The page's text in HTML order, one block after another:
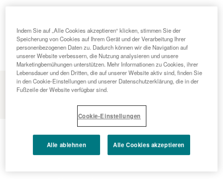
HOW TO DISCOVER THE SECRETS OF RARE CELLS: A KEY
FOR NEW FRONTIERS IN PEDIATRIC RESEARCH
MENU
How to discover the secrets of
Indem Sie auf „Alle Cookies akzeptieren“ klicken, stimmen Sie der
Speicherung von Cookies auf Ihrem Gerät und der Verarbeitung Ihrer
personenbezogenen Daten zu. Dadurch können wir die Navigation auf
unserer Website verbessern, die Nutzung analysieren und unsere
Marketingbemühungen unterstützen. Mehr Informationen zu Cookies, ihrer
Lebensdauer und den Dritten, die auf unserer Website aktiv sind, finden Sie
in den Cookie-Einstellungen und unserer Datenschutzerklärung, die in der
Fußzeile der Website verfügbar sind.
Cookie-Einstellungen
Alle ablehnen Alle Cookies akzeptieren